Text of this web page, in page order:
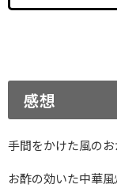
感想
手間をかけた風のお
お酢の効いた中華